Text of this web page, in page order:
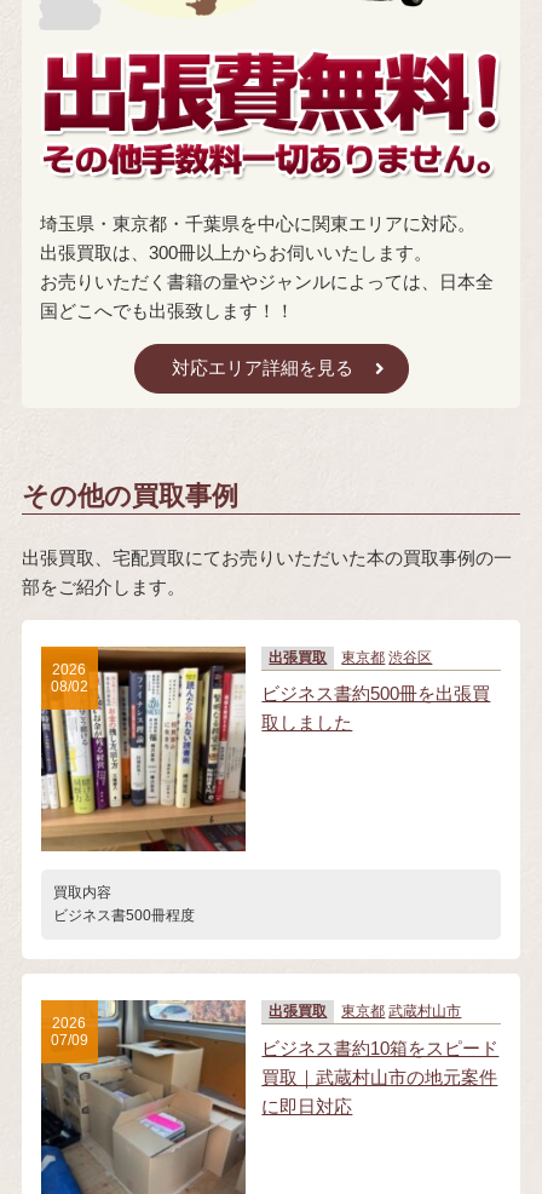
埼玉県・東京都・千葉県を中心に関東エリアに対応。
出張買取は、300冊以上からお伺いいたします。
お売りいただく書籍の量やジャンルによっては、日本全
国どこへでも出張致します！！
対応エリア詳細を見る
その他の買取事例
出張買取、宅配買取にてお売りいただいた本の買取事例の一
部をご紹介します。
出張買取 東京都 渋谷区
ビジネス書約500冊を出張買
取しました
買取内容
ビジネス書500冊程度
2026
08/02
出張買取 東京都 武蔵村山市
ビジネス書約10箱をスピード
買取｜武蔵村山市の地元案件
に即日対応
2026
07/09